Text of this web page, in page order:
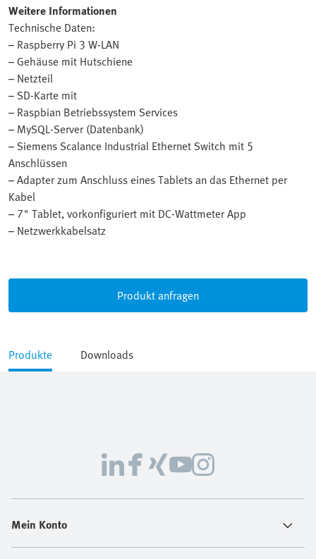
Weitere Informationen
Technische Daten:
– Raspberry Pi 3 W-LAN
– Gehäuse mit Hutschiene
– Netzteil
– SD-Karte mit
– Raspbian Betriebssystem Services
– MySQL-Server (Datenbank)
– Siemens Scalance Industrial Ethernet Switch mit 5
Anschlüssen
– Adapter zum Anschluss eines Tablets an das Ethernet per
Kabel
– 7" Tablet, vorkonfiguriert mit DC-Wattmeter App
– Netzwerkkabelsatz
Produkt anfragen
Produkte Downloads
Mein Konto